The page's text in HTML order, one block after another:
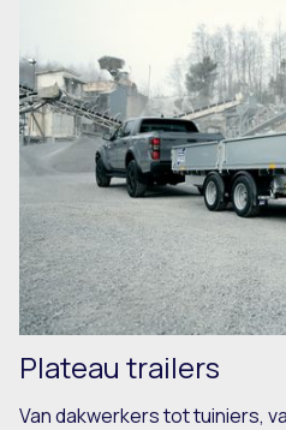
Plateau trailers
Van dakwerkers tot tuiniers,